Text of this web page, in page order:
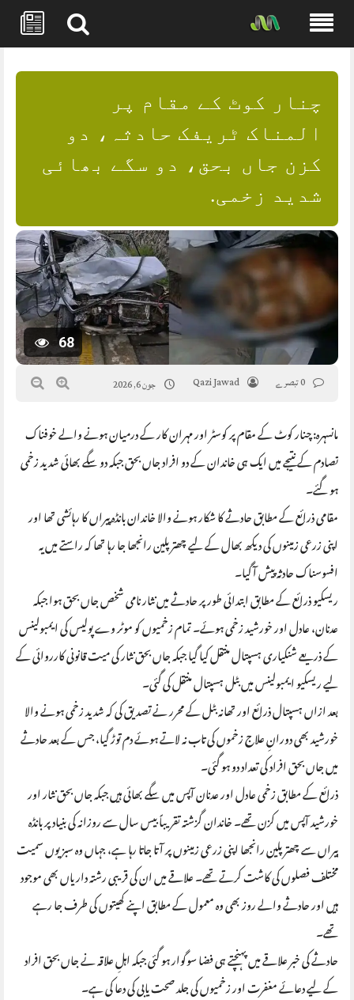
content
چنار کوٹ کے مقام پر
المناک ٹریفک حادثہ، دو
کزن جاں بحق، دو سگے بھائی
شدید زخمی.
68
Qazi Jawad جون 6, 2026
مانسہرہ: چنار کوٹ کے مقام پر کوسٹر اور مہران کار کے درمیان ہونے والے خوفناک
تصادم کے نتیجے میں ایک ہی خاندان کے دو افراد جاں بحق جبکہ دو سگے بھائی شدید زخمی
ہو گئے۔
مقامی ذرائع کے مطابق حادثے کا شکار ہونے والا خاندان بانڈہ پیراں کا رہائشی تھا اور
اپنی زرعی زمینوں کی دیکھ بھال کے لیے چھترپلین رانجھا جا رہا تھا کہ راستے میں یہ
افسوسناک حادثہ پیش آ گیا۔
ریسکیو ذرائع کے مطابق ابتدائی طور پر حادثے میں نثار نامی شخص جاں بحق ہوا جبکہ
عدنان، عادل اور خورشید زخمی ہوئے۔ تمام زخمیوں کو موٹر وے پولیس کی ایمبولینس
کے ذریعے شنکیاری ہسپتال منتقل کیا گیا جبکہ جاں بحق نثار کی میت قانونی کارروائی کے
لیے ریسکیو ایمبولینس میں بٹل ہسپتال منتقل کی گئی۔
بعد ازاں ہسپتال ذرائع اور تھانہ بٹل کے محرر نے تصدیق کی کہ شدید زخمی ہونے والا
خورشید بھی دورانِ علاج زخموں کی تاب نہ لاتے ہوئے دم توڑ گیا، جس کے بعد حادثے
میں جاں بحق افراد کی تعداد دو ہو گئی۔
ذرائع کے مطابق زخمی عادل اور عدنان آپس میں سگے بھائی ہیں جبکہ جاں بحق نثار اور
خورشید آپس میں کزن تھے۔ خاندان گزشتہ تقریباً بیس سال سے روزانہ کی بنیاد پر بانڈہ
پیراں سے چھترپلین رانجھا اپنی زرعی زمینوں پر آتا جاتا رہا ہے، جہاں وہ سبزیوں سمیت
مختلف فصلوں کی کاشت کرتے تھے۔ علاقے میں ان کی قریبی رشتہ داریاں بھی موجود
ہیں اور حادثے والے روز بھی وہ معمول کے مطابق اپنے کھیتوں کی طرف جا رہے
تھے۔
حادثے کی خبر علاقے میں پہنچتے ہی فضا سوگوار ہو گئی جبکہ اہلِ علاقہ نے جاں بحق افراد
کے لیے دعائے مغفرت اور زخمیوں کی جلد صحت یابی کی دعا کی ہے۔